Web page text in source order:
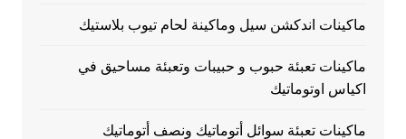
ماكينات اندكشن سيل وماكينة لحام تيوب بلاستيك
ماكينات تعبئة حبوب و حبيبات وتعبئة مساحيق في
اكياس اوتوماتيك
ماكينات تعبئة سوائل أتوماتيك ونصف أتوماتيك